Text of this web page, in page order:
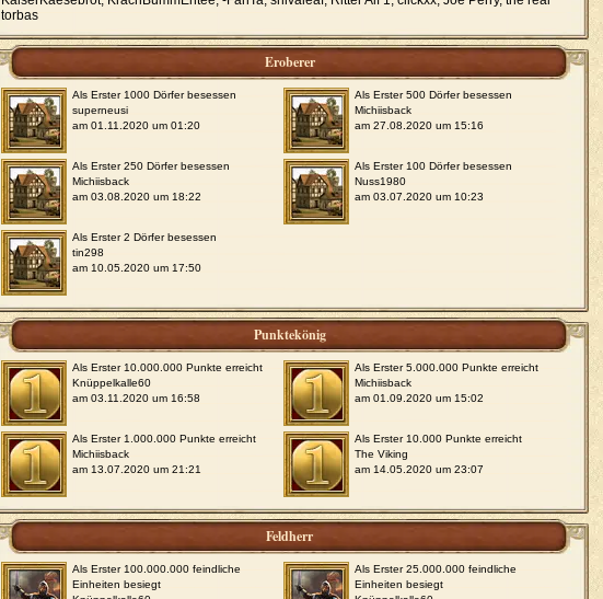
torbas
Eroberer
Als Erster 1000 Dörfer besessen
superneusi
am 01.11.2020 um 01:20
Als Erster 500 Dörfer besessen
Michiisback
am 27.08.2020 um 15:16
Als Erster 250 Dörfer besessen
Michiisback
am 03.08.2020 um 18:22
Als Erster 100 Dörfer besessen
Nuss1980
am 03.07.2020 um 10:23
Als Erster 2 Dörfer besessen
tin298
am 10.05.2020 um 17:50
Punktekönig
Als Erster 10.000.000 Punkte erreicht
Knüppelkalle60
am 03.11.2020 um 16:58
Als Erster 5.000.000 Punkte erreicht
Michiisback
am 01.09.2020 um 15:02
Als Erster 1.000.000 Punkte erreicht
Michiisback
am 13.07.2020 um 21:21
Als Erster 10.000 Punkte erreicht
The Viking
am 14.05.2020 um 23:07
Feldherr
Als Erster 100.000.000 feindliche
Einheiten besiegt
Als Erster 25.000.000 feindliche
Einheiten besiegt